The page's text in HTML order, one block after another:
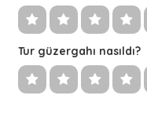
Tur güzergahı nasıldı?